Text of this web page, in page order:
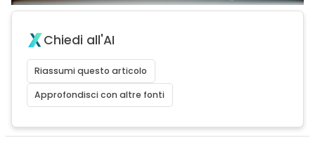
Chiedi all'AI
Riassumi questo articolo
Approfondisci con altre fonti